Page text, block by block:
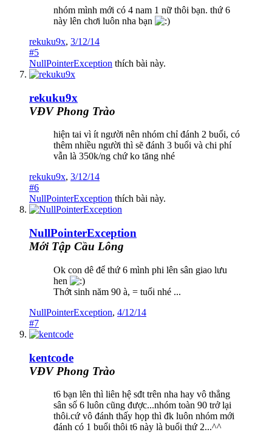
nhóm mình mới có 4 nam 1 nữ thôi bạn. thứ 6
này lên chơi luôn nha bạn
rekuku9x, 3/12/14
#5
NullPointerException thích bài này.
rekuku9x
VĐV Phong Trào
hiện tai vì ít người nên nhóm chỉ đánh 2 buổi, có
thêm nhiều người thì sẽ đánh 3 buổi và chi phí
vẫn là 350k/ng chứ ko tăng nhé
rekuku9x, 3/12/14
#6
NullPointerException thích bài này.
NullPointerException
Mới Tập Cầu Lông
Ok con dê để thứ 6 mình phi lên sân giao lưu
hen
Thớt sinh năm 90 à, = tuổi nhé ...
NullPointerException, 4/12/14
#7
kentcode
VĐV Phong Trào
t6 bạn lên thì liên hệ sđt trên nha hay vô thẳng
sân số 6 luôn cũng được...nhóm toàn 90 trở lại
thôi.cứ vô đánh thấy họp thì đk luôn nhóm mới
đánh có 1 buổi thôi t6 này là buổi thứ 2...^^